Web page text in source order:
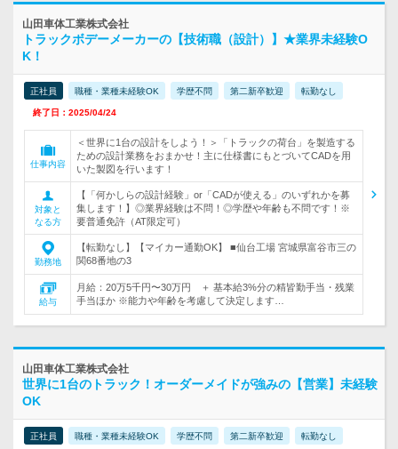
山田車体工業株式会社
トラックボデーメーカーの【技術職（設計）】★業界未経験O
K！
正社員 職種・業種未経験OK 学歴不問 第二新卒歓迎 転勤なし
終了日：2025/04/24
仕事内容
＜世界に1台の設計をしよう！＞「トラックの荷台」を製造する
ための設計業務をおまかせ！主に仕様書にもとづいてCADを用
いた製図を行います！
対象と
なる方
【「何かしらの設計経験」or「CADが使える」のいずれかを募
集します！】◎業界経験は不問！◎学歴や年齢も不問です！※
要普通免許（AT限定可）
勤務地
【転勤なし】【マイカー通勤OK】 ■仙台工場 宮城県富谷市三の
関68番地の3
給与
月給：20万5千円〜30万円 ＋ 基本給3%分の精皆勤手当・残業
手当ほか ※能力や年齢を考慮して決定します…
山田車体工業株式会社
世界に1台のトラック！オーダーメイドが強みの【営業】未経験
OK
正社員 職種・業種未経験OK 学歴不問 第二新卒歓迎 転勤なし